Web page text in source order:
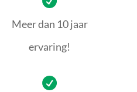
Meer dan 10 jaar
ervaring!